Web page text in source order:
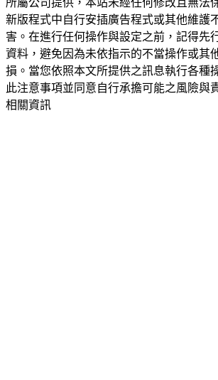
所屬公司提供，本站未經任何修改且無法
新版程式中自行安插廣告程式或其他維護
害。在進行任何操作與設定之前，記得先
資料，避免因為未依指示的不當操作或其
損。當您依照本文所提供之訊息執行各種
此注意事項並同意自行承擔可能之風險與
相關資訊